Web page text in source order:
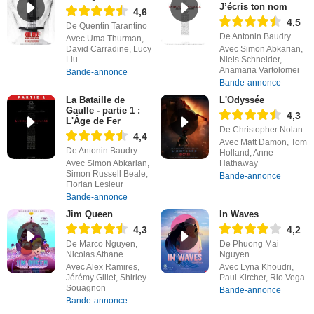
4,6
De Quentin Tarantino
Avec Uma Thurman,
David Carradine, Lucy
Liu
Bande-annonce
J’écris ton nom
4,5
De Antonin Baudry
Avec Simon Abkarian,
Niels Schneider,
Anamaria Vartolomei
Bande-annonce
La Bataille de
Gaulle - partie 1 :
L'Âge de Fer
4,4
De Antonin Baudry
Avec Simon Abkarian,
Simon Russell Beale,
Florian Lesieur
Bande-annonce
L'Odyssée
4,3
De Christopher Nolan
Avec Matt Damon, Tom
Holland, Anne
Hathaway
Bande-annonce
Jim Queen
4,3
De Marco Nguyen,
Nicolas Athane
Avec Alex Ramires,
Jérémy Gillet, Shirley
Souagnon
Bande-annonce
In Waves
4,2
De Phuong Mai
Nguyen
Avec Lyna Khoudri,
Paul Kircher, Rio Vega
Bande-annonce